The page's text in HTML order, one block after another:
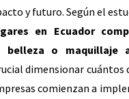
y futuro. Según el
en Ecuador
belleza o maquillaje
dimensionar cuántos
comienzan a